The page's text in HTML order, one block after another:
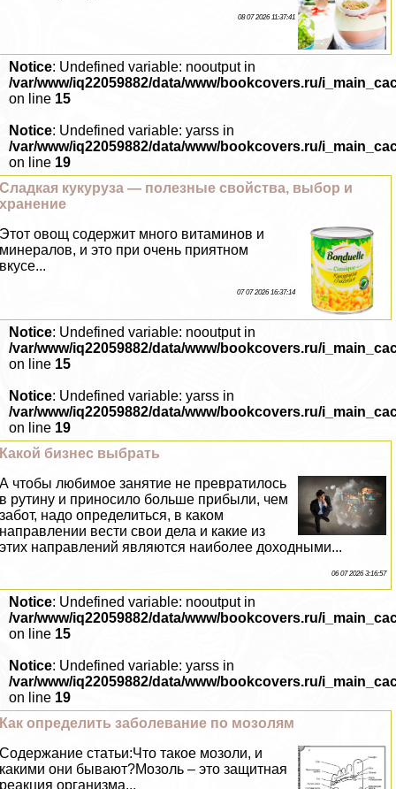
08 07 2026 11:37:41
Notice: Undefined variable: nooutput in
/var/www/iq22059882/data/www/bookcovers.ru/
on line 15
Notice: Undefined variable: yarss in
/var/www/iq22059882/data/www/bookcovers.ru/
on line 19
Сладкая кукуруза — полезные свойства, выбор и
хранение
Этот овощ содержит много витаминов и
минералов, и это при очень приятном
вкусе...
07 07 2026 16:37:14
Notice: Undefined variable: nooutput in
/var/www/iq22059882/data/www/bookcovers.ru/
on line 15
Notice: Undefined variable: yarss in
/var/www/iq22059882/data/www/bookcovers.ru/
on line 19
Какой бизнес выбрать
А чтобы любимое занятие не превратилось
в рутину и приносило больше прибыли, чем
забот, надо определиться, в каком
направлении вести свои дела и какие из
этих направлений являются наиболее доходными...
06 07 2026 3:16:57
Notice: Undefined variable: nooutput in
/var/www/iq22059882/data/www/bookcovers.ru/
on line 15
Notice: Undefined variable: yarss in
/var/www/iq22059882/data/www/bookcovers.ru/
on line 19
Как определить заболевание по мозолям
Содержание статьи:Что такое мозоли, и
какими они бывают?Мозоль – это защитная
реакция организма...